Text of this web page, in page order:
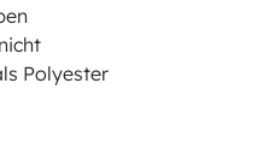
Polyester